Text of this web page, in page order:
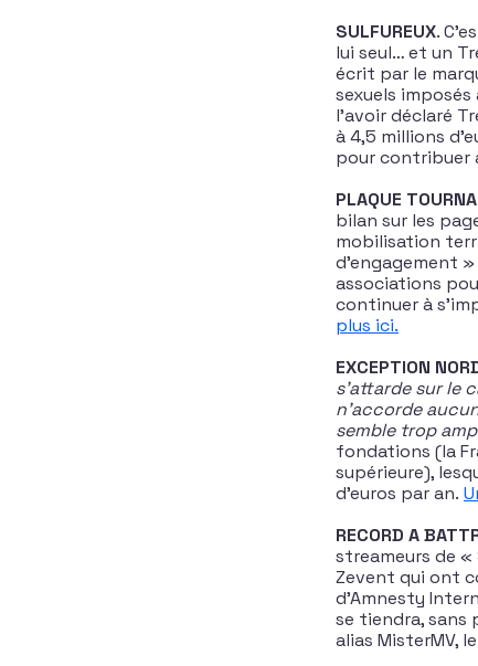
SULFUREUX.
lui seul… et un
écrit par le
sexuels
l’avoir déclaré
à 4,5 millions
pour contribuer
PLAQUE
bilan sur les
mobilisation
d’engagement
associations
continuer à
plus ici.
EXCEPTION
s’attarde sur le
n’accorde
semble trop
fondations (la
supérieure),
d’euros par an.
RECORD A
streameurs de
Zevent qui ont
d’Amnesty
se tiendra, sans
alias MisterMV,